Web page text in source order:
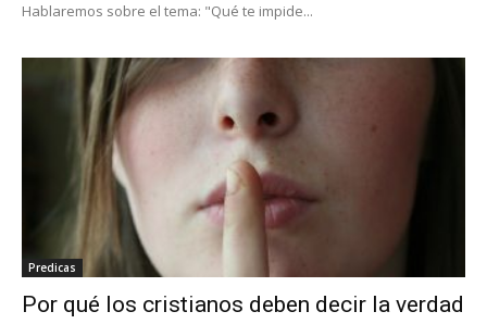
Hablaremos sobre el tema: "Qué te impide...
Predicas
Por qué los cristianos deben decir la verdad